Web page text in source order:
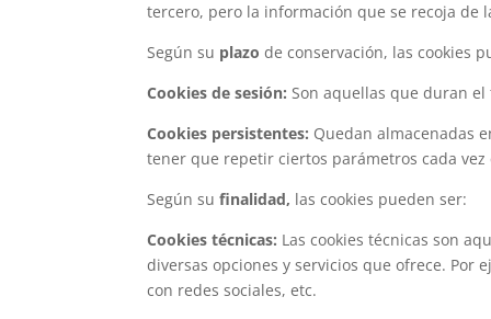
tercero, pero la información que se recoja
Según su plazo de conservación, las cookies
Cookies de sesión: Son aquellas que duran
Cookies persistentes: Quedan almacenadas
tener que repetir ciertos parámetros cada
Según sufinalidad, las cookies pueden ser:
Cookies técnicas: Las cookies técnicas son
diversas opciones y servicios que ofrece.
con redes sociales, etc.